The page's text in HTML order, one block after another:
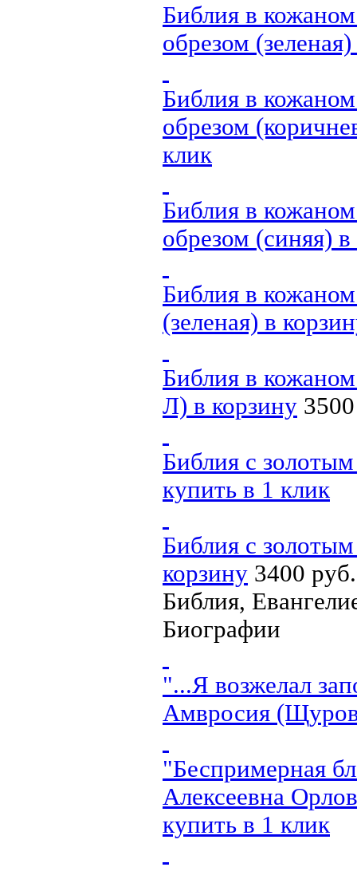
Библия в
обрезом (зеленая)
Библия в
обрезом
клик
Библия в
обрезом (синяя) в
Библия в
(зеленая) в
Библия в
Л) в корзину
Библия с
купить в 1 клик
Библия с
корзину 3400 руб.
Библия,
Биографии
"...Я возжелал
Амвросия
"Беспримерная
Алексеевна
купить в 1 клик